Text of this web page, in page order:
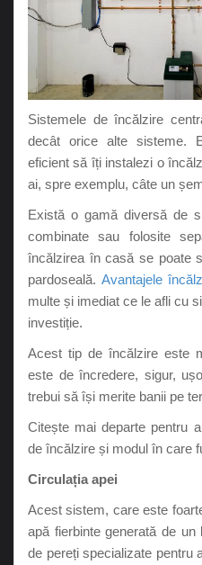
Sistemele de încălzire
decât orice alte sisteme.
eficient să îți instalezi o
ai, spre exemplu, câte un
Există o gamă diversă de
combinate sau folosite
încălzirea în casă se poate
pardoseală. Avantajele
multe și imediat ce le afli cu
investiție.
Acest tip de încălzire este
este de încredere, sigur,
trebui să își merite banii pe
Citește mai departe pentru
de încălzire și modul în care
Circulația apei
Acest sistem, care este
apă fierbinte generată de
de pereți specializate pentru